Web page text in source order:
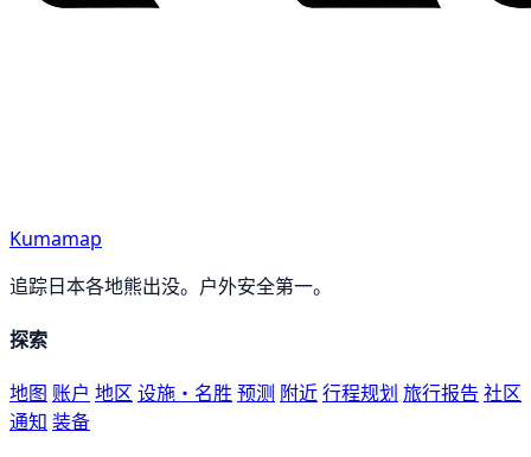
Kumamap
追踪日本各地熊出没。户外安全第一。
探索
地图 账户 地区设施・名胜预测 附近行程规划 旅行报告 社区
通知 装备